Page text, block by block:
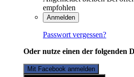
empfohlen
Anmelden
Passwort vergessen?
Oder nutze einen der folgenden
Mit Facebook anmelden